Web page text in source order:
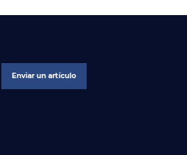
Enviar un artículo